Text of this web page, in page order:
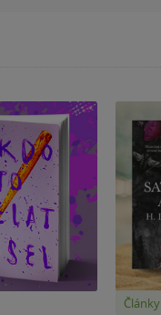
Články